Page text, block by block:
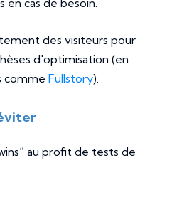
cas de besoin.
des visiteurs pour
d'optimisation (en
comme Fullstory).
au profit de tests de